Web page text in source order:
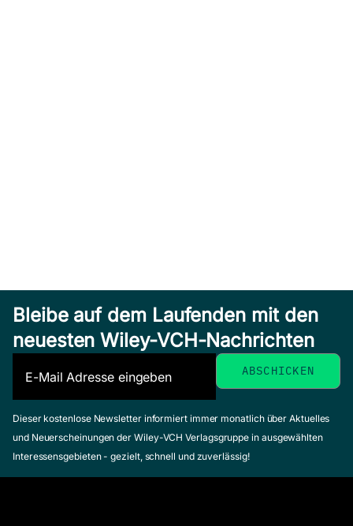
Bleibe auf dem Laufenden mit den
neuesten Wiley-VCH-Nachrichten
Dieser kostenlose Newsletter informiert immer monatlich über Aktuelles
und Neuerscheinungen der Wiley-VCH Verlagsgruppe in ausgewählten
Interessensgebieten - gezielt, schnell und zuverlässig!